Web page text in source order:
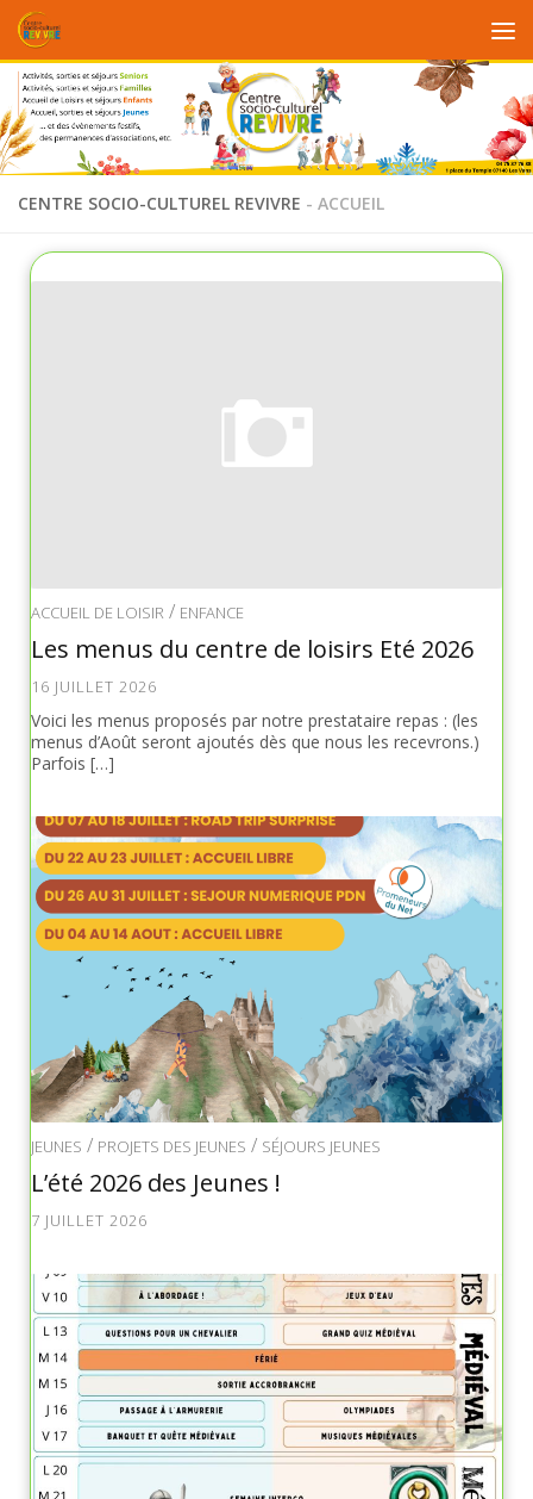
Au dessous du contenu
CENTRE SOCIO-CULTUREL REVIVRE - ACCUEIL
ACCUEIL DE LOISIR / ENFANCE
Les menus du centre de loisirs Eté 2026
16 JUILLET 2026
Voici les menus proposés par notre prestataire repas : (les
menus d’Août seront ajoutés dès que nous les recevrons.)
Parfois […]
JEUNES / PROJETS DES JEUNES / SÉJOURS JEUNES
L’été 2026 des Jeunes !
7 JUILLET 2026